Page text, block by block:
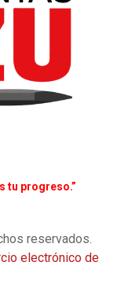
tu progreso.”
reservados.
electrónico de